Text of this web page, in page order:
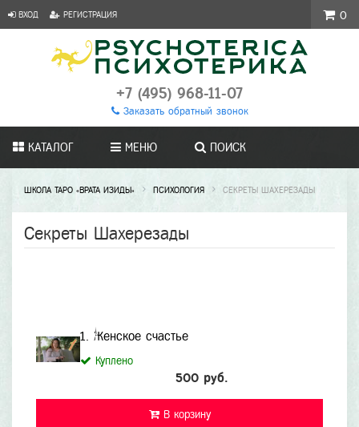
ВХОД РЕГИСТРАЦИЯ
+7 (495) 968-11-07
Заказать обратный звонок
КАТАЛОГ МЕНЮ ПОИСК
ШКОЛА ТАРО «ВРАТА ИЗИДЫ» ПСИХОЛОГИЯ СЕКРЕТЫ ШАХЕРЕЗАДЫ
Секреты Шахерезады
1. Женское счастье
Куплено
500 руб.
В корзину
0